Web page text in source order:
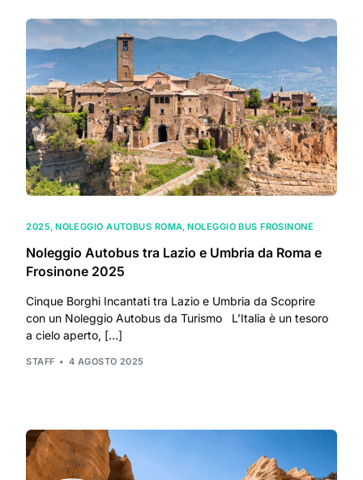
2025,NOLEGGIO AUTOBUS ROMA,NOLEGGIO BUS FROSINONE
Noleggio Autobus tra Lazio e Umbria da Roma e
Frosinone 2025
Cinque Borghi Incantati tra Lazio e Umbria da Scoprire
con un Noleggio Autobus da Turismo L’Italia è un tesoro
a cielo aperto, […]
STAFF 4 AGOSTO 2025